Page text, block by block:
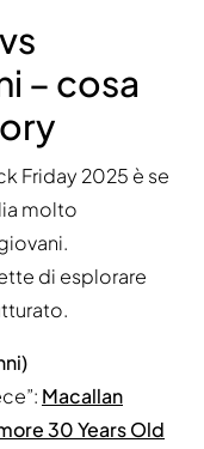
– cosa
Friday 2025 è se
molto
di esplorare
Macallan
30 Years Old